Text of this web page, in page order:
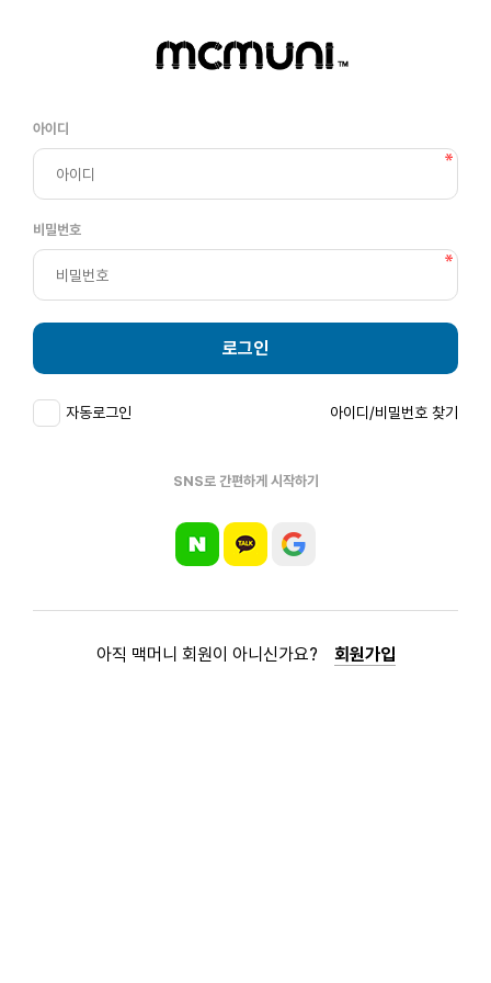
아이디
비밀번호
로그인
자동로그인 아이디/비밀번호 찾기
SNS로 간편하게 시작하기
아직 맥머니 회원이 아니신가요? 회원가입